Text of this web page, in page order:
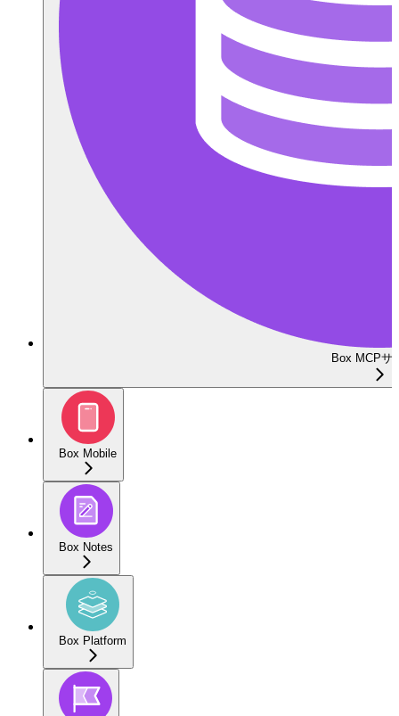
Box MCPサ
Box Mobile
Box Notes
Box Platform